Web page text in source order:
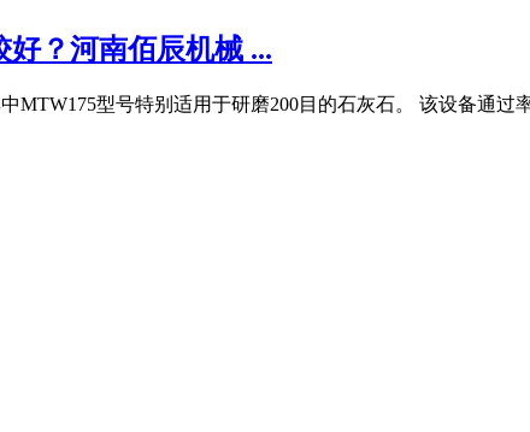
？河南佰辰机械 ...
MTW175型号特别适用于研磨200目的石灰石。 该设备通过